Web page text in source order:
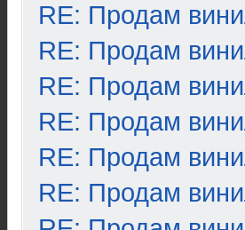
RE: Продам
RE: Продам
RE: Продам
RE: Продам
RE: Продам
RE: Продам